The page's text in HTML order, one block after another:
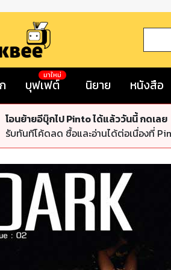
บุฟเฟต์
มาใหม่
นิยาย หนังสือ
โอนย้ายอีบุ๊กไป Pinto ได้แล้ววันนี้ กดเลย
รับทันทีโค้ดลด ซื้อและอ่านได้ต่อเนื่องที่